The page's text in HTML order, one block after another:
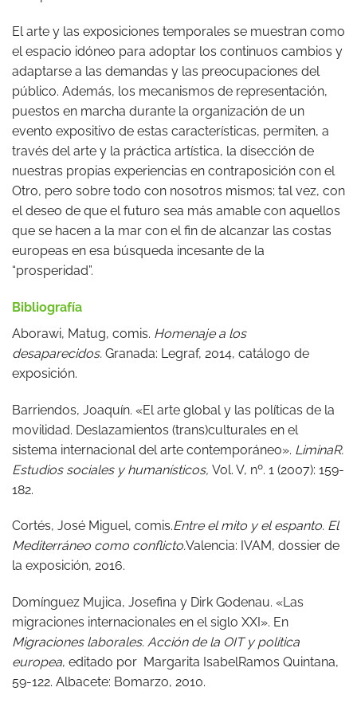
El arte y las exposiciones temporales se muestran como
el espacio idóneo para adoptar los continuos cambios y
adaptarse a las demandas y las preocupaciones del
público. Además, los mecanismos de representación,
puestos en marcha durante la organización de un
evento expositivo de estas características, permiten, a
través del arte y la práctica artística, la disección de
nuestras propias experiencias en contraposición con el
Otro, pero sobre todo con nosotros mismos; tal vez, con
el deseo de que el futuro sea más amable con aquellos
que se hacen a la mar con el fin de alcanzar las costas
europeas en esa búsqueda incesante de la
“prosperidad”.
Bibliografía
Aborawi, Matug, comis. Homenaje a los
desaparecidos. Granada: Legraf, 2014, catálogo de
exposición.
Barriendos, Joaquín. «El arte global y las políticas de la
movilidad. Deslazamientos (trans)culturales en el
sistema internacional del arte contemporáneo». LiminaR.
Estudios sociales y humanísticos, Vol. V, nº. 1 (2007): 159-
182.
Cortés, José Miguel, comis.Entre el mito y el espanto. El
Mediterráneo como conflicto.Valencia: IVAM, dossier de
la exposición, 2016.
Domínguez Mujica, Josefina y Dirk Godenau. «Las
migraciones internacionales en el siglo XXI». En
Migraciones laborales. Acción de la OIT y política
europea, editado por Margarita IsabelRamos Quintana,
59-122. Albacete: Bomarzo, 2010.